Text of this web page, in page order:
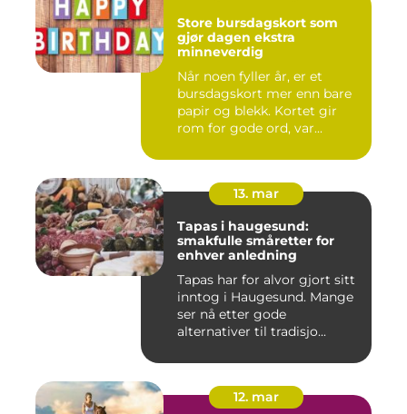
Store bursdagskort som
gjør dagen ekstra
minneverdig
Når noen fyller år, er et
bursdagskort mer enn bare
papir og blekk. Kortet gir
rom for gode ord, var...
13. mar
Tapas i haugesund:
smakfulle småretter for
enhver anledning
Tapas har for alvor gjort sitt
inntog i Haugesund. Mange
ser nå etter gode
alternativer til tradisjo...
12. mar